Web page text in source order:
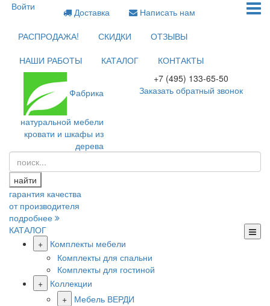
Войти Доставка
Написать нам
РАСПРОДАЖА!
СКИДКИ
ОТЗЫВЫ
НАШИ РАБОТЫ
КАТАЛОГ КОНТАКТЫ
Фабрика
натуральной мебели
кровати и шкафы из
дерева
+7 (495) 133-65-50
Заказать обратный звонок
найти
гарантия качества
от производителя
подробнее
КАТАЛОГ
+
Комплекты мебели
Комплекты для спальни
Комплекты для гостиной
+
Коллекции
+
Мебель ВЕРДИ